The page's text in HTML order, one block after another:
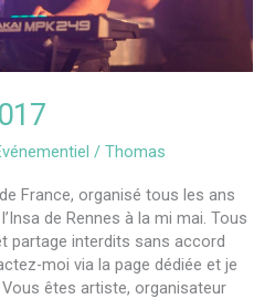
/ Thomas
France, organisé tous les ans
de Rennes à la mi mai. Tous
partage interdits sans accord
moi via la page dédiée et je
êtes artiste, organisateur